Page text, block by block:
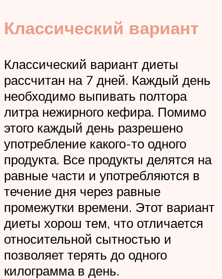
Классический вариант
Классический вариант диеты
рассчитан на 7 дней. Каждый день
необходимо выпивать полтора
литра нежирного кефира. Помимо
этого каждый день разрешено
употребление какого-то одного
продукта. Все продукты делятся на
равные части и употребляются в
течение дня через равные
промежутки времени. Этот вариант
диеты хорош тем, что отличается
относительной сытностью и
позволяет терять до одного
килограмма в день.